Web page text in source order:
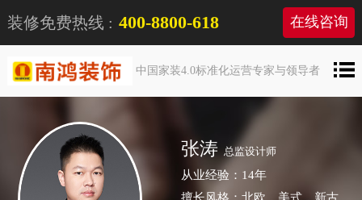
装修免费热线 : 400-8800-618 在线咨询
中国家装4.0标准化运营专家与领导者
张涛 总监设计师
从业经验：14年
擅长风格：北欧，美式，新古